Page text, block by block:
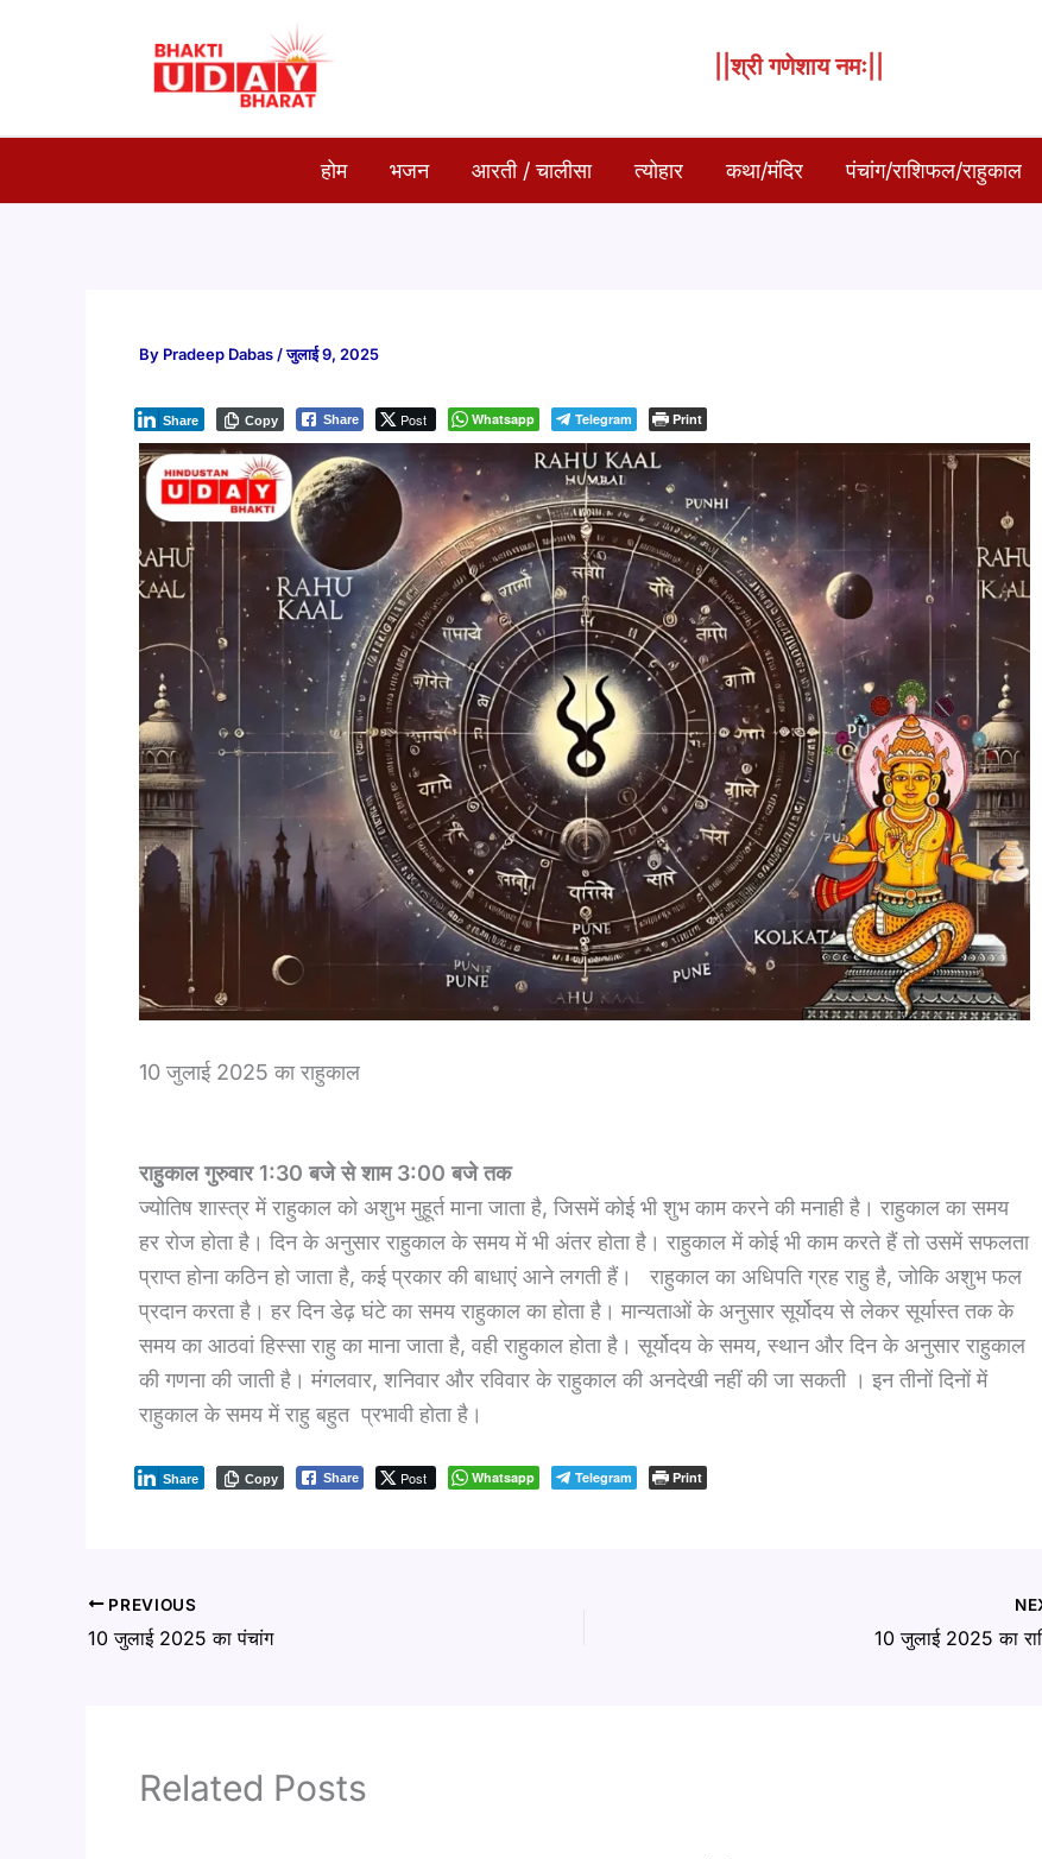
||श्री गणेशाय नमः||
होम भजन आरती / चालीसा त्योहार कथा/मंदिर पंचांग/राशिफल/राहुकाल
By Pradeep Dabas /जुलाई 9, 2025
Share Post
Share Whatsapp Telegram
Copy Print
10 जुलाई 2025 का राहुकाल
राहुकाल गुरुवार 1:30 बजे से शाम 3:00 बजे तक
ज्योतिष शास्त्र में राहुकाल को अशुभ मुहूर्त माना जाता है, जिसमें कोई भी शुभ काम करने की मनाही है। राहुकाल का समय
हर रोज होता है। दिन के अनुसार राहुकाल के समय में भी अंतर होता है। राहुकाल में कोई भी काम करते हैं तो उसमें सफलता
प्राप्त होना कठिन हो जाता है, कई प्रकार की बाधाएं आने लगती हैं। राहुकाल का अधिपति ग्रह राहु है, जोकि अशुभ फल
प्रदान करता है। हर दिन डेढ़ घंटे का समय राहुकाल का होता है। मान्यताओं के अनुसार सूर्योदय से लेकर सूर्यास्त तक के
समय का आठवां हिस्सा राहु का माना जाता है, वही राहुकाल होता है। सूर्योदय के समय, स्थान और दिन के अनुसार राहुकाल
की गणना की जाती है। मंगलवार, शनिवार और रविवार के राहुकाल की अनदेखी नहीं की जा सकती । इन तीनों दिनों में
राहुकाल के समय में राहु बहुत प्रभावी होता है।
Share Post
Share Whatsapp Telegram
Copy Print
PREVIOUS
10 जुलाई 2025 का पंचांग​ 10 जुलाई 2025 का
Related Posts